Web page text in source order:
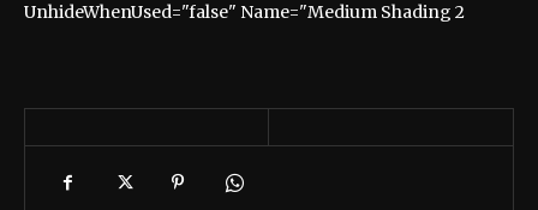
UnhideWhenUsed="false" Name="Medium Shading 2